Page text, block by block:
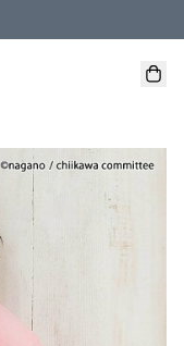
貨、本地取貨 )